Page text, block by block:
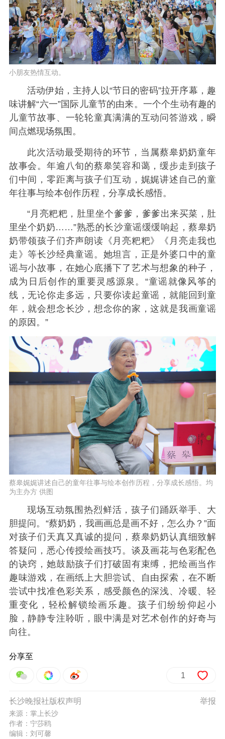
小朋友热情互动。
活动伊始，主持人以“节日的密码”拉开序幕，趣
味讲解“六一”国际儿童节的由来。一个个生动有趣的
儿童节故事、一轮轮童真满满的互动问答游戏，瞬
间点燃现场氛围。
此次活动最受期待的环节，当属蔡皋奶奶童年
故事会。年逾八旬的蔡皋笑容和蔼，缓步走到孩子
们中间，零距离与孩子们互动，娓娓讲述自己的童
年往事与绘本创作历程，分享成长感悟。
“月亮粑粑，肚里坐个爹爹，爹爹出来买菜，肚
里坐个奶奶……”熟悉的长沙童谣缓缓响起，蔡皋奶
奶带领孩子们齐声朗读《月亮粑粑》《月亮走我也
走》等长沙经典童谣。她坦言，正是外婆口中的童
谣与小故事，在她心底播下了艺术与想象的种子，
成为日后创作的重要灵感源泉。“童谣就像风筝的
线，无论你走多远，只要你读起童谣，就能回到童
年，就会想念长沙，想念你的家，这就是我画童谣
的原因。”
蔡皋娓娓讲述自己的童年往事与绘本创作历程，分享成长感悟。均
为主办方 供图
现场互动氛围热烈鲜活，孩子们踊跃举手、大
胆提问。“蔡奶奶，我画画总是画不好，怎么办？”面
对孩子们天真又真诚的提问，蔡皋奶奶认真细致解
答疑问，悉心传授绘画技巧。谈及画花与色彩配色
的诀窍，她鼓励孩子们打破固有束缚，把绘画当作
趣味游戏，在画纸上大胆尝试、自由探索，在不断
尝试中找准色彩关系，感受颜色的深浅、冷暖、轻
重变化，轻松解锁绘画乐趣。孩子们纷纷仰起小
脸，静静专注聆听，眼中满是对艺术创作的好奇与
向往。
分享至
1
举报
长沙晚报社版权声明
来源：掌上长沙
作者：宁莎鸥
编辑：刘可馨